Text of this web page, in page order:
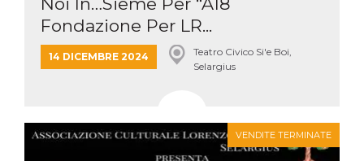
Fondazione Per LR...
14 DICEMBRE 2024
Teatro Civico Si'e Boi,
Selargius
VENDITE TERMINATE